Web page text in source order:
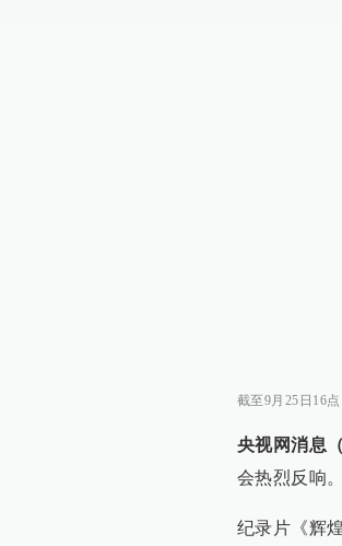
截至9月25日16
央视网消息
会热烈反响。
纪录片《辉